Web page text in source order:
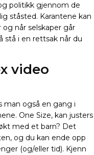
politikk gjennom de
ståsted. Karantene kan
når selskaper går
stå i en rettsak når du
video
man også en gang i
One Size, kan justers
med et barn? Det
og du kan ende opp
(og/eller tid). Kjenn